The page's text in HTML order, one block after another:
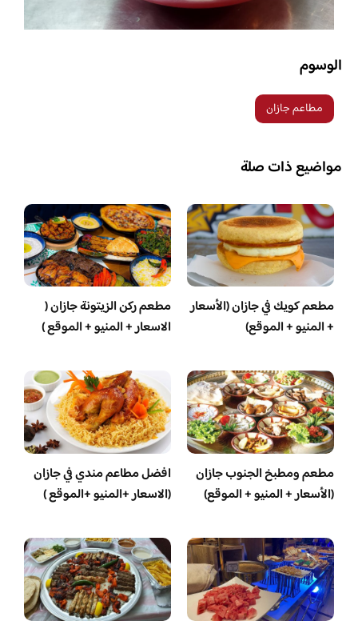
الوسوم
مطاعم جازان
مواضيع ذات صلة
مطعم كويك في جازان (الأسعار
+ المنيو + الموقع)
مطعم ركن الزيتونة جازان (
الاسعار + المنيو + الموقع )
مطعم ومطبخ الجنوب جازان
(الأسعار + المنيو + الموقع)
افضل مطاعم مندي في جازان
(الاسعار +المنيو +الموقع )